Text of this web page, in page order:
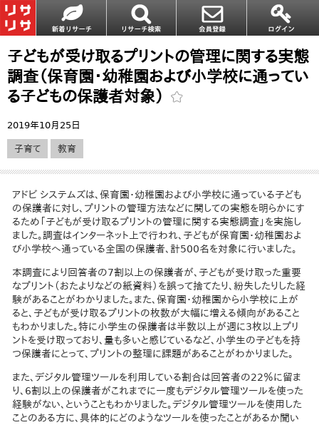
子どもが受け取るプリントの管理に関する実態
調査（保育園・幼稚園および小学校に通ってい
る子どもの保護者対象）
2019年10月25日
子育て 教育
アドビ システムズは、保育園・幼稚園および小学校に通っている子ども
の保護者に対し、プリントの管理方法などに関しての実態を明らかにす
るため「子どもが受け取るプリントの管理に関する実態調査」を実施し
ました。調査はインターネット上で行われ、子どもが保育園・幼稚園およ
び小学校へ通っている全国の保護者、計500名を対象に行いました。
本調査により回答者の7割以上の保護者が、子どもが受け取った重要
なプリント（おたよりなどの紙資料）を誤って捨てたり、紛失したりした経
験があることがわかりました。また、保育園・幼稚園から小学校に上が
ると、子どもが受け取るプリントの枚数が大幅に増える傾向があること
もわかりました。特に小学生の保護者は半数以上が週に3枚以上プリ
ントを受け取っており、量も多いと感じているなど、小学生の子どもを持
つ保護者にとって、プリントの整理に課題があることがわかりました。
また、デジタル管理ツールを利用している割合は回答者の22％に留ま
り、6割以上の保護者がこれまでに一度もデジタル管理ツールを使った
経験がない、ということもわかりました。デジタル管理ツールを使用した
ことのある方に、具体的にどのようなツールを使ったことがあるか聞い